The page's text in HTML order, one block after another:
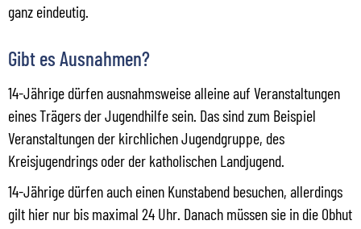
ganz eindeutig.
Gibt es Ausnahmen?
14-Jährige dürfen ausnahmsweise alleine auf Veranstaltungen
eines Trägers der Jugendhilfe sein. Das sind zum Beispiel
Veranstaltungen der kirchlichen Jugendgruppe, des
Kreisjugendrings oder der katholischen Landjugend.
14-Jährige dürfen auch einen Kunstabend besuchen, allerdings
gilt hier nur bis maximal 24 Uhr. Danach müssen sie in die Obhut